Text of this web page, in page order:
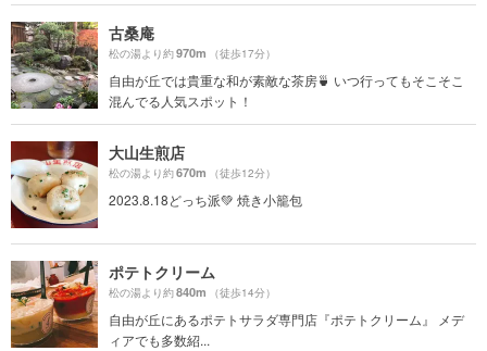
古桑庵
松の湯より約970m （徒歩17分）
自由が丘では貴重な和が素敵な茶房🍵 いつ行ってもそこそこ
混んでる人気スポット！
大山生煎店
松の湯より約670m （徒歩12分）
2023.8.18どっち派💚 焼き小籠包
ポテトクリーム
松の湯より約840m （徒歩14分）
自由が丘にあるポテトサラダ専門店『ポテトクリーム』 メデ
ィアでも多数紹...